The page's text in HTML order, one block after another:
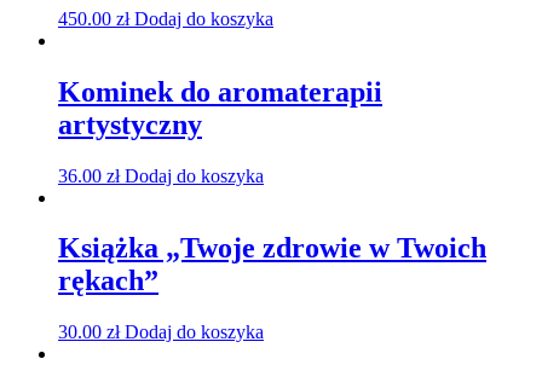
450.00 zł Dodaj do koszyka
Kominek do aromaterapii
artystyczny
36.00 zł Dodaj do koszyka
Książka „Twoje zdrowie w Twoich
rękach”
30.00 zł Dodaj do koszyka